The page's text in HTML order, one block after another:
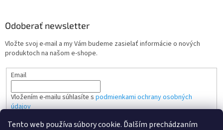
Tento web používa súbory cookie. Ďalším prechádzaním
Odoberať newsletter
Vložte svoj e-mail a my Vám budeme zasielať informácie o nových
produktoch na našom e-shope.
Email
Vložením e-mailu súhlasíte s podmienkami ochrany osobných
údajov